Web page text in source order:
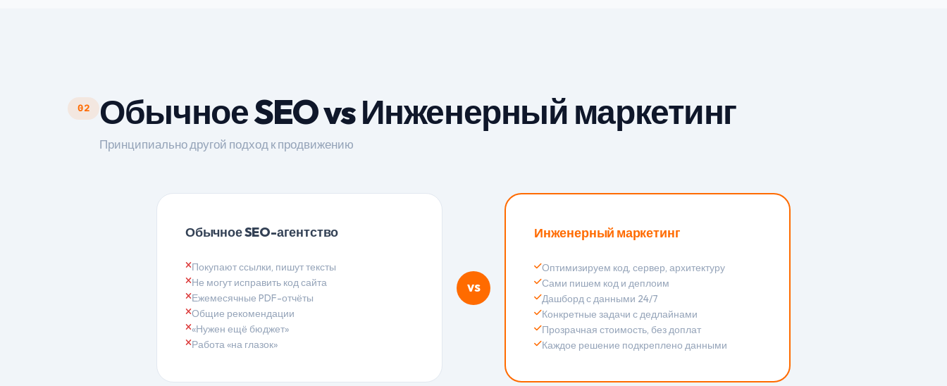
02 Обычное SEO vs Инженерный маркетинг
Принципиально другой подход к продвижению
Обычное SEO-агентство
Покупают ссылки, пишут тексты
Не могут исправить код сайта
Ежемесячные PDF-отчёты
Общие рекомендации
«Нужен ещё бюджет»
Работа «на глазок»
VS
Инженерный маркетинг
Оптимизируем код, сервер, архитектуру
Сами пишем код и деплоим
Дашборд с данными 24/7
Конкретные задачи с дедлайнами
Прозрачная стоимость, без доплат
Каждое решение подкреплено данными